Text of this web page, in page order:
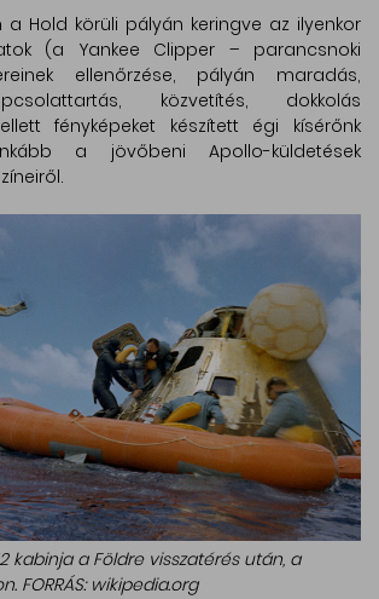
a Hold körüli pályán keringve az ilyenkor
(a Yankee Clipper – parancsnoki
ellenőrzése, pályán maradás,
közvetítés, dokkolás
fényképeket készített égi kísérőnk
a jövőbeni Apollo-küldetések
kabinja a Földre visszatérés után, a
FORRÁS: wikipedia.org